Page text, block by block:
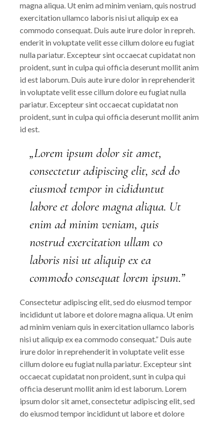
magna aliqua. Ut enim ad minim veniam, quis nostrud
exercitation ullamco laboris nisi ut aliquip ex ea
commodo consequat. Duis aute irure dolor in repreh.
enderit in voluptate velit esse cillum dolore eu fugiat
nulla pariatur. Excepteur sint occaecat cupidatat non
proident, sunt in culpa qui officia deserunt mollit anim
id est laborum. Duis aute irure dolor in reprehenderit
in voluptate velit esse cillum dolore eu fugiat nulla
pariatur. Excepteur sint occaecat cupidatat non
proident, sunt in culpa qui officia deserunt mollit anim
id est.
„Lorem ipsum dolor sit amet,
consectetur adipiscing elit, sed do
eiusmod tempor in cididuntut
labore et dolore magna aliqua. Ut
enim ad minim veniam, quis
nostrud exercitation ullam co
laboris nisi ut aliquip ex ea
commodo consequat lorem ipsum.”
Consectetur adipiscing elit, sed do eiusmod tempor
incididunt ut labore et dolore magna aliqua. Ut enim
ad minim veniam quis in exercitation ullamco laboris
nisi ut aliquip ex ea commodo consequat.” Duis aute
irure dolor in reprehenderit in voluptate velit esse
cillum dolore eu fugiat nulla pariatur. Excepteur sint
occaecat cupidatat non proident, sunt in culpa qui
officia deserunt mollit anim id est laborum. Lorem
ipsum dolor sit amet, consectetur adipiscing elit, sed
do eiusmod tempor incididunt ut labore et dolore